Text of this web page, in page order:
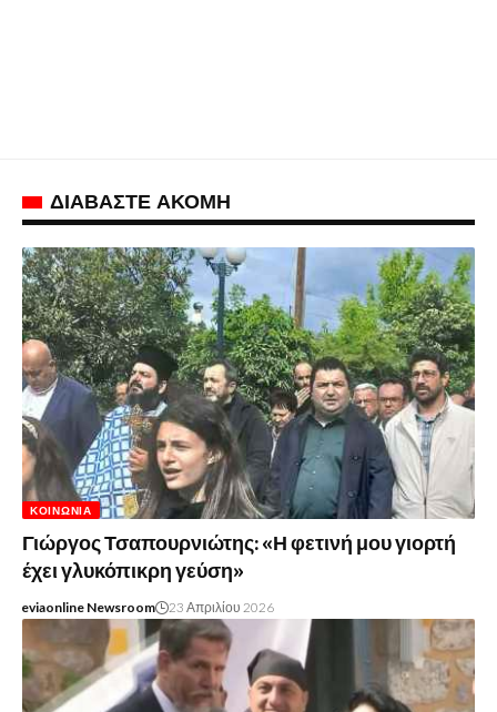
ΔΙΑΒΑΣΤΕ ΑΚΟΜΗ
ΚΟΙΝΩΝΊΑ
Γιώργος Τσαπουρνιώτης: «Η φετινή μου γιορτή
έχει γλυκόπικρη γεύση»
eviaonline Newsroom 23 Απριλίου 2026